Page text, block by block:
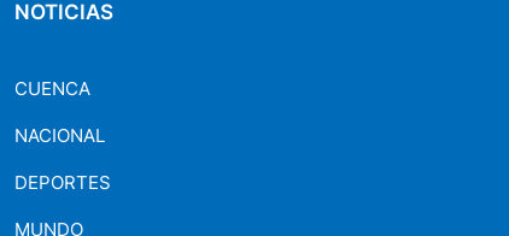
NOTICIAS
CUENCA
NACIONAL
DEPORTES
MUNDO